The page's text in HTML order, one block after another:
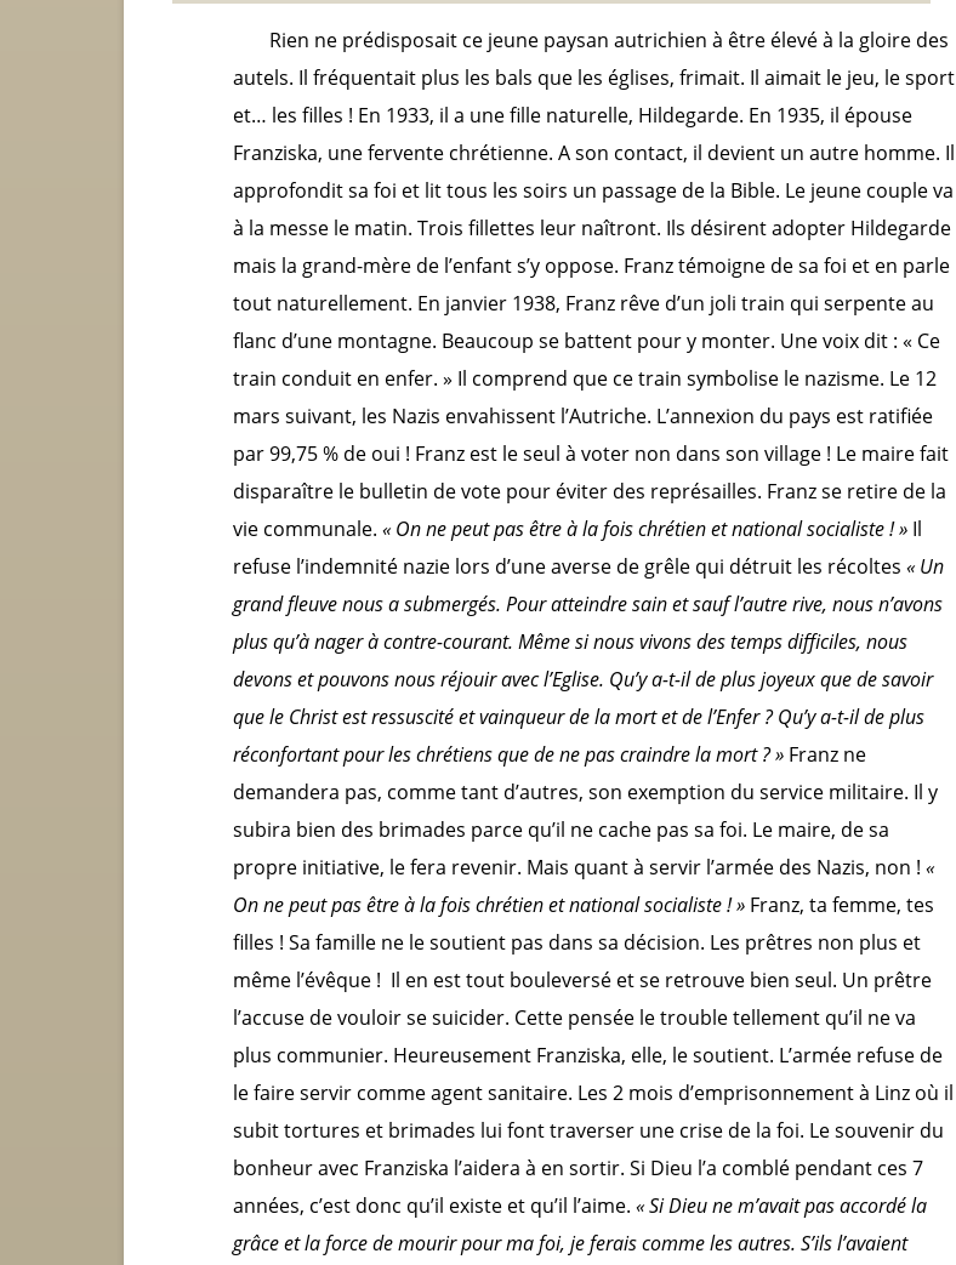
Rien ne prédisposait ce jeune paysan autrichien à être élevé à la gloire des
autels. Il fréquentait plus les bals que les églises, frimait. Il aimait le jeu, le sport
et… les filles ! En 1933, il a une fille naturelle, Hildegarde. En 1935, il épouse
Franziska, une fervente chrétienne. A son contact, il devient un autre homme. Il
approfondit sa foi et lit tous les soirs un passage de la Bible. Le jeune couple va
à la messe le matin. Trois fillettes leur naîtront. Ils désirent adopter Hildegarde
mais la grand-mère de l’enfant s’y oppose. Franz témoigne de sa foi et en parle
tout naturellement. En janvier 1938, Franz rêve d’un joli train qui serpente au
flanc d’une montagne. Beaucoup se battent pour y monter. Une voix dit : « Ce
train conduit en enfer. » Il comprend que ce train symbolise le nazisme. Le 12
mars suivant, les Nazis envahissent l’Autriche. L’annexion du pays est ratifiée
par 99,75 % de oui ! Franz est le seul à voter non dans son village ! Le maire fait
disparaître le bulletin de vote pour éviter des représailles. Franz se retire de la
vie communale. « On ne peut pas être à la fois chrétien et national socialiste ! » Il
refuse l’indemnité nazie lors d’une averse de grêle qui détruit les récoltes « Un
grand fleuve nous a submergés. Pour atteindre sain et sauf l’autre rive, nous n’avons
plus qu’à nager à contre-courant. Même si nous vivons des temps difficiles, nous
devons et pouvons nous réjouir avec l’Eglise. Qu’y a-t-il de plus joyeux que de savoir
que le Christ est ressuscité et vainqueur de la mort et de l’Enfer ? Qu’y a-t-il de plus
réconfortant pour les chrétiens que de ne pas craindre la mort ? » Franz ne
demandera pas, comme tant d’autres, son exemption du service militaire. Il y
subira bien des brimades parce qu’il ne cache pas sa foi. Le maire, de sa
propre initiative, le fera revenir. Mais quant à servir l’armée des Nazis, non ! «
On ne peut pas être à la fois chrétien et national socialiste ! » Franz, ta femme, tes
filles ! Sa famille ne le soutient pas dans sa décision. Les prêtres non plus et
même l’évêque ! Il en est tout bouleversé et se retrouve bien seul. Un prêtre
l’accuse de vouloir se suicider. Cette pensée le trouble tellement qu’il ne va
plus communier. Heureusement Franziska, elle, le soutient. L’armée refuse de
le faire servir comme agent sanitaire. Les 2 mois d’emprisonnement à Linz où il
subit tortures et brimades lui font traverser une crise de la foi. Le souvenir du
bonheur avec Franziska l’aidera à en sortir. Si Dieu l’a comblé pendant ces 7
années, c’est donc qu’il existe et qu’il l’aime. « Si Dieu ne m’avait pas accordé la
grâce et la force de mourir pour ma foi, je ferais comme les autres. S’ils l’avaient